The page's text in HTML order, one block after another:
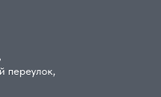
переулок,